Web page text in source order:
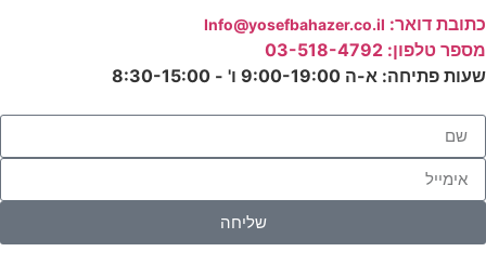
כתובת דואר: ‫Info@yosefbahazer.co.il‬
מספר טלפון: 03-518-4792
שעות פתיחה: א-ה 9:00-19:00 ו' - 8:30-15:00
שליחה